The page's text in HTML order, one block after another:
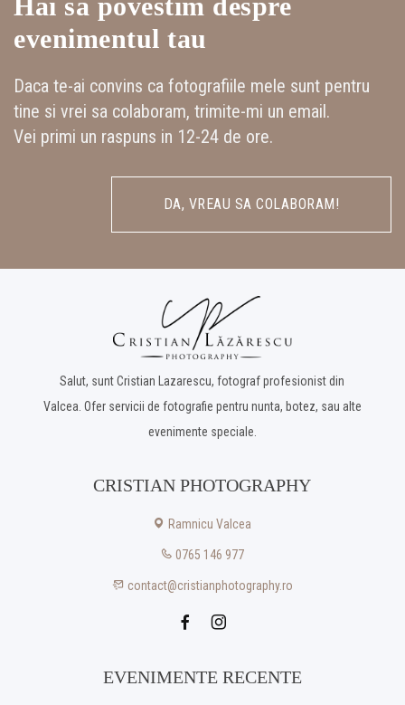
evenimentul tau
Daca te-ai convins ca fotografiile mele sunt pentru
tine si vrei sa colaboram, trimite-mi un email.
Vei primi un raspuns in 12-24 de ore.
DA, VREAU SA COLABORAM!
Salut, sunt Cristian Lazarescu, fotograf profesionist din
Valcea. Ofer servicii de fotografie pentru nunta, botez, sau alte
evenimente speciale.
CRISTIAN PHOTOGRAPHY
Ramnicu Valcea
0765 146 977
contact@cristianphotography.ro
EVENIMENTE RECENTE